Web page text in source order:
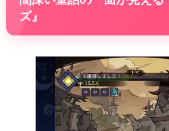
ズ』
画
レ